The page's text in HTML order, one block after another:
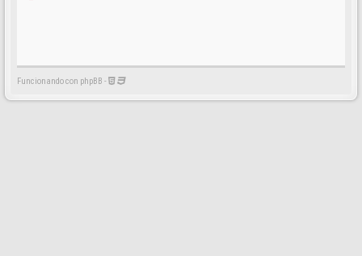
Funcionando con phpBB -